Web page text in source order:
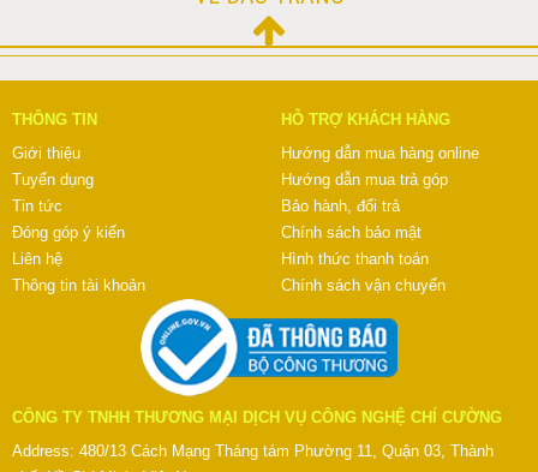
THÔNG TIN
Giới thiệu
Tuyển dụng
Tin tức
Đóng góp ý kiến
Liên hệ
Thông tin tài khoản
HỖ TRỢ KHÁCH HÀNG
Hướng dẫn mua hàng online
Hướng dẫn mua trả góp
Bảo hành, đổi trả
Chính sách bảo mật
Hình thức thanh toán
Chính sách vận chuyển
CÔNG TY TNHH THƯƠNG MẠI DỊCH VỤ CÔNG NGHỆ CHÍ CƯỜNG
Address: 480/13 Cách Mạng Tháng tám Phường 11, Quận 03, Thành